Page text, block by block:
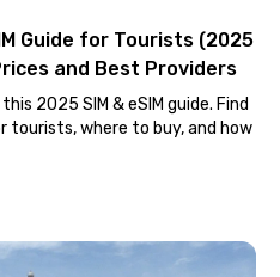
Guide for Tourists (2025
and Best Providers
2025 SIM & eSIM guide. Find
tourists, where to buy, and how